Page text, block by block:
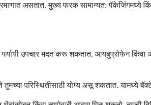
असतात. मुख्य फरक सामान्यत: पॅकेजिंगमध्ये
उपचार मदत करू शकतात. आयबुप्रोफेन
परिस्थितीसाठी योग्य असू शकतात.